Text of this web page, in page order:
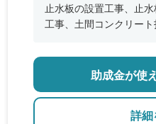
止水板の設置工事、止
工事、土間コンクリー
詳細
助成金が使